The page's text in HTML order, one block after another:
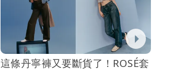
業集團讓姜大哥當總裁，全部他幫我整
合，我就可以盡情發揮。」
這條丹寧褲又要斷貨了！ROSÉ套